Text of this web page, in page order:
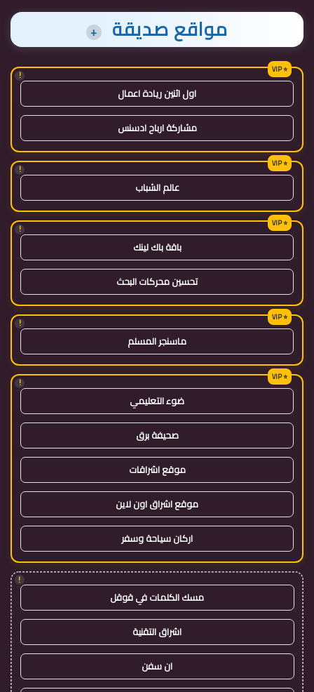
مواقع صديقة +
!
اول اثنين ريادة اعمال
مشاركة ارباح ادسنس
!
عالم الشباب
!
باقة باك لينك
تحسين محركات البحث
!
ماسنجر المسلم
!
ضوء التعليمي
صحيفة برق
موقع اشراقات
موقع اشراق اون لاين
اركان سياحة وسفر
!
مسك الكلمات في قوقل
اشراق التقنية
ان سفن